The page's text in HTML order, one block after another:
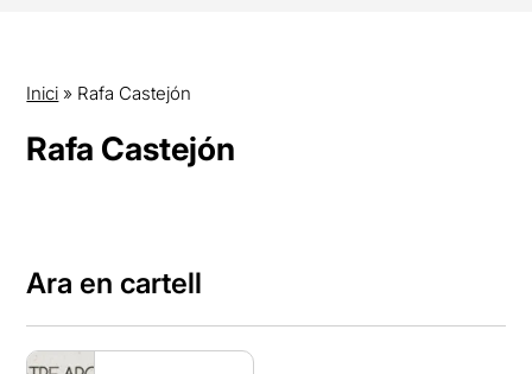
Inici » Rafa Castejón
Rafa Castejón
Ara en cartell